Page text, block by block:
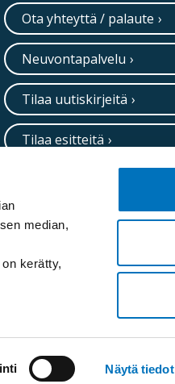
median,
kerätty,
Näytä tiedot
Ota yhteyttä / palaute
Neuvontapalvelu
Tilaa uutiskirjeitä
Tilaa esitteitä